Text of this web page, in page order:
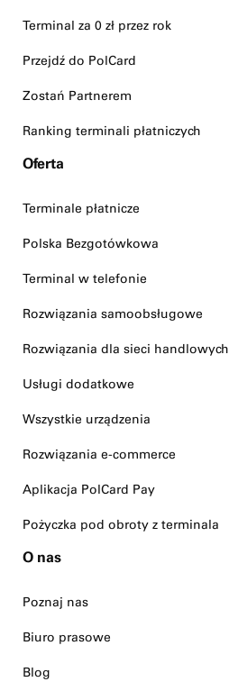
Terminal za 0 zł przez rok
Przejdź do PolCard
Zostań Partnerem
Ranking terminali płatniczych
Oferta
Terminale płatnicze
Polska Bezgotówkowa
Terminal w telefonie
Rozwiązania samoobsługowe
Rozwiązania dla sieci handlowych
Usługi dodatkowe
Wszystkie urządzenia
Rozwiązania e-commerce
Aplikacja PolCard Pay
Pożyczka pod obroty z terminala
O nas
Poznaj nas
Biuro prasowe
Blog